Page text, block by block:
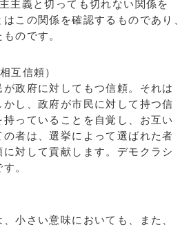
主義と切っても切れない関係を
この関係を確認するものであり、
のです。
互信頼）
政府に対してもつ信頼。それは
し、政府が市民に対して持つ信
っていることを自覚し、お互い
者は、選挙によって選ばれた者
対して貢献します。デモクラシ
。
小さい意味においても、また、